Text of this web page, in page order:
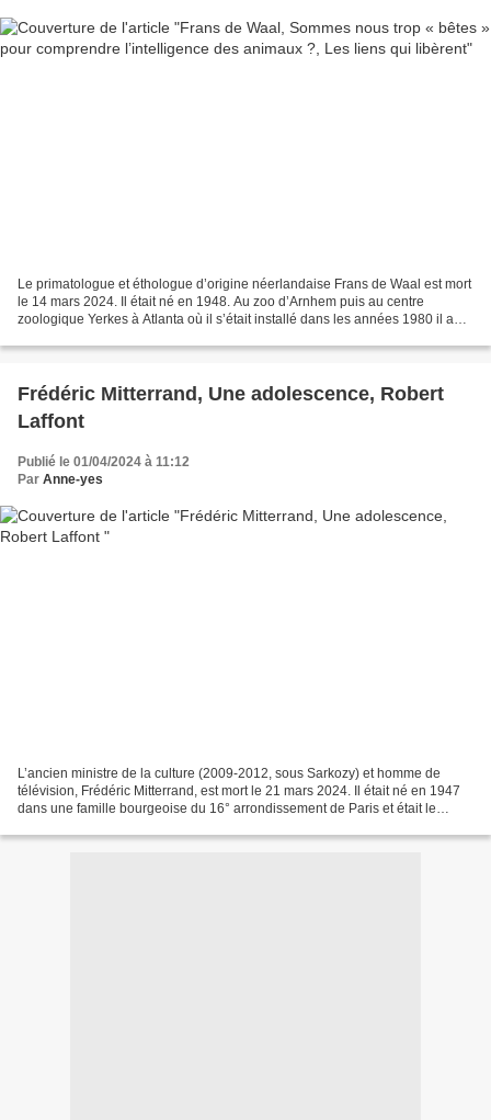
Le primatologue et éthologue d’origine néerlandaise Frans de Waal est mort
le 14 mars 2024. Il était né en 1948. Au zoo d’Arnhem puis au centre
zoologique Yerkes à Atlanta où il s’était installé dans les années 1980 il a
Frédéric Mitterrand, Une adolescence, Robert
Laffont
Publié le 01/04/2024 à 11:12
Par Anne-yes
L’ancien ministre de la culture (2009-2012, sous Sarkozy) et homme de
télévision, Frédéric Mitterrand, est mort le 21 mars 2024. Il était né en 1947
dans une famille bourgeoise du 16° arrondissement de Paris et était le